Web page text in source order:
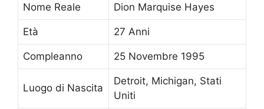
Nome Reale Dion Marquise Hayes
Età 27 Anni
Compleanno 25 Novembre 1995
Luogo di Nascita
Detroit, Michigan, Stati
Uniti